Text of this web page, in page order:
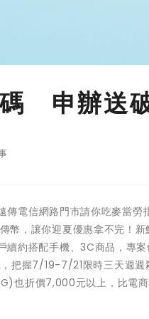
申辦送
電信網路門市請你吃麥當勞
，讓你迎夏優惠拿不完！
約搭配手機、3C商品，專
把握7/19-7/21限時三天週
折價7,000元以上，比電商